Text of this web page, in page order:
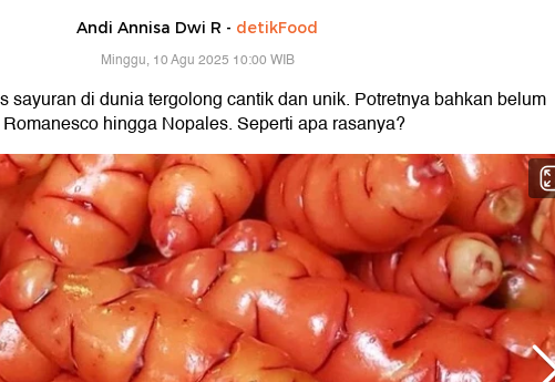
Andi Annisa Dwi R - detikFood
Minggu, 10 Agu 2025 10:00 WIB
sayuran di dunia tergolong cantik dan unik. Potretnya bahkan belum
hingga Nopales. Seperti apa rasanya?